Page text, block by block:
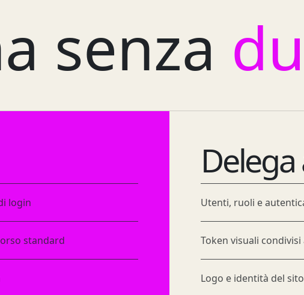
senza
login
standard
Utenti, ruoli e
Token visuali condivisi
Logo e identità del